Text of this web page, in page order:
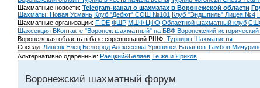
Шахматные новости: Telegram-канал о шахматах в Воронежской области
Шахматы. Новая Усмань Клуб "Дебют" СОШ №101 Клуб "Эндшпиль" Лицея №4
Шахматные организации: FIDE ФШР МШФ ЦФО Областной шахматный клуб
Шахсекция ВКонтакте "Воронеж шахматный" на БВФ Воронежский
Воронежская область в базе соревнований РШФ: Турниры Шахматисты
Соседи: Липецк Елец Белгород Алексеевка Урюпинск Балашов Тамбов
Альтернативно одаренные: Раецкий&Беляев Те же и Яриков
Воронежский шахматный форум